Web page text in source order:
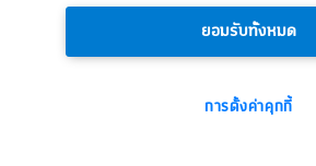
http://truemoveh.truecorp.co.th/
ยอมรับทั้งหมด
การตั้งค่าคุกกี้